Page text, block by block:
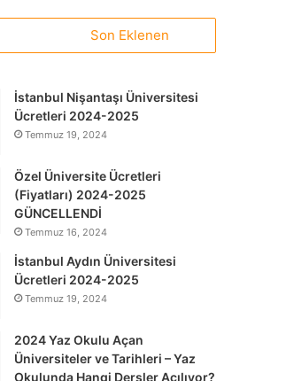
Son Eklenen
İstanbul Nişantaşı Üniversitesi
Ücretleri 2024-2025
Temmuz 19, 2024
Özel Üniversite Ücretleri
(Fiyatları) 2024-2025
GÜNCELLENDİ
Temmuz 16, 2024
İstanbul Aydın Üniversitesi
Ücretleri 2024-2025
Temmuz 19, 2024
2024 Yaz Okulu Açan
Üniversiteler ve Tarihleri – Yaz
Okulunda Hangi Dersler Açılıyor?